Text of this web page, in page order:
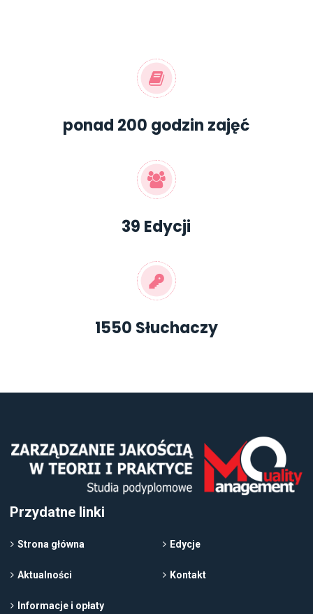
ponad 200 godzin zajęć
39 Edycji
1550 Słuchaczy
Przydatne linki
Strona główna
Aktualności
Informacje i opłaty
Edycje
Kontakt